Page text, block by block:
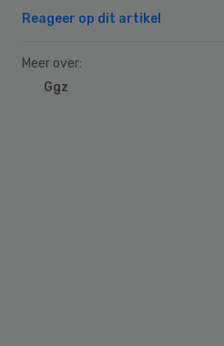
Reageer op dit artikel
Meer over:
Ggz